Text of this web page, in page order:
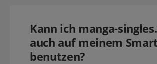
Kann ich manga-
auch auf meinem
benutzen?